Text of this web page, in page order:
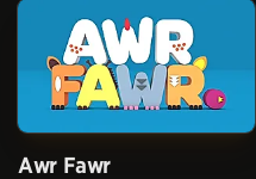
Awr Fawr